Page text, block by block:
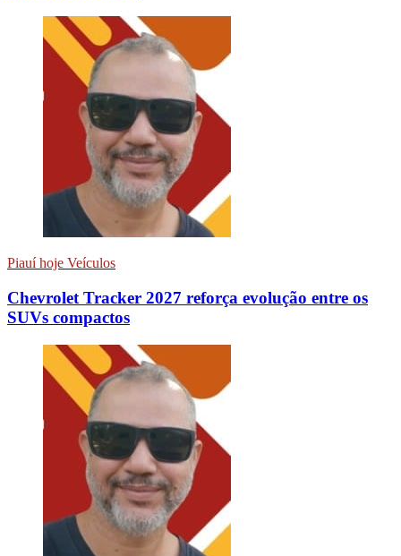
Piauí hoje Veículos
Chevrolet Tracker 2027 reforça evolução entre os
SUVs compactos